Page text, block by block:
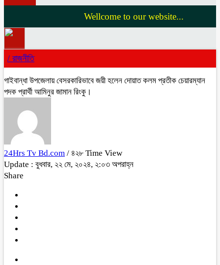
Wellcome to our website...
/ রাজনীতি
গাইবান্ধা উপজেলায় বেসরকারিভাবে জয়ী হলেন দোয়াত কলম প্রতীক চেয়ারম্যান
পদক প্রার্থী আমিনুর জামান রিংকু।
24Hrs Tv Bd.com / ৪২৮ Time View
Update : বুধবার, ২২ মে, ২০২৪, ২:০৩ অপরাহ্ন
Share